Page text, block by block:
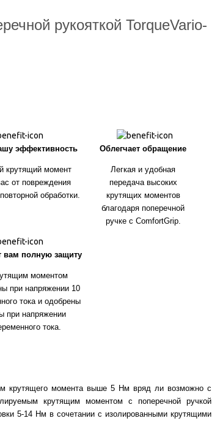
рукояткой TorqueVario-
эффективность
крутящий момент
от повреждения
обработки.
Облегчает обращение
Легкая и удобная
передача высоких
крутящих моментов
благодаря поперечной
ручке с ComfortGrip.
вам полную защиту
моментом
при напряжении 10
тока и одобрены
при напряжении
тока.
крутящего момента выше 5 Нм вряд ли возможно с
крутящим моментом с поперечной ручкой
5-14 Нм в сочетании с изолированными крутящими